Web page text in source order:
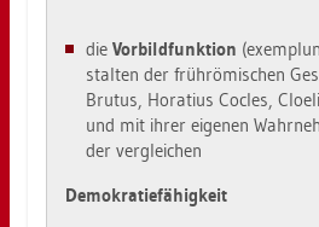
die Vor­bild­funk­ti­on
stal­ten der früh­rö­mi­schen
Bru­tus, Ho­ra­ti­us Co­cles,
und mit ihrer ei­ge­nen
der ver­glei­chen
De­mo­kra­tie­fä­hig­keit